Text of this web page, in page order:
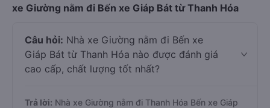
xe Giường nằm đi Bến xe Giáp Bát từ Thanh Hóa
Câu hỏi: Nhà xe Giường nằm đi Bến xe
Giáp Bát từ Thanh Hóa nào được đánh giá
cao cấp, chất lượng tốt nhất?
Trả lời: Nhà xe Giường nằm đi Thanh Hóa Bến xe Giáp